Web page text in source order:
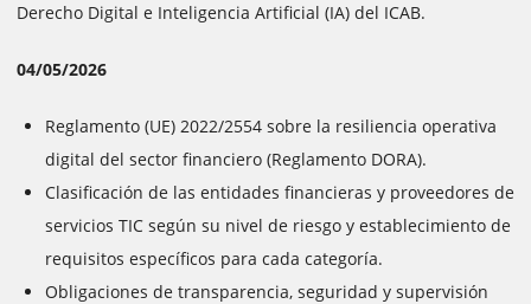
Derecho Digital e Inteligencia Artificial (IA) del ICAB.
04/05/2026
Reglamento (UE) 2022/2554 sobre la resiliencia operativa
digital del sector financiero (Reglamento DORA).
Clasificación de las entidades financieras y proveedores de
servicios TIC según su nivel de riesgo y establecimiento de
requisitos específicos para cada categoría.
Obligaciones de transparencia, seguridad y supervisión